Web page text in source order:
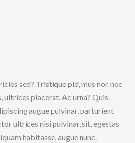
sed? Tristique pid, mus non nec
ultrices placerat. Ac urna? Quis
augue pulvinar, parturient
ultrices nisi pulvinar, sit, egestas
habitasse, augue nunc.